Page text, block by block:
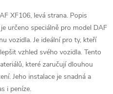
XF106, levá strana. Popis
určeno speciálně pro model DAF
vozidla. Je ideální pro ty, kteří
vzhled svého vozidla. Tento
které zaručují dlouhou
Jeho instalace je snadná a
i peníze.